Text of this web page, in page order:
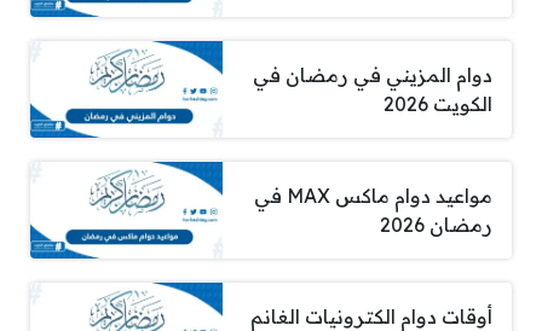
دوام المزيني في رمضان في
الكويت 2026
مواعيد دوام ماكس MAX في
رمضان 2026
أوقات دوام الكترونيات الغانم